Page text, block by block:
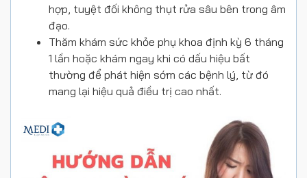
hợp, tuyệt đối không thụt rửa sâu bên trong âm
đạo.
Thăm khám sức khỏe phụ khoa định kỳ 6 tháng
1 lần hoặc khám ngay khi có dấu hiệu bất
thường để phát hiện sớm các bệnh lý, từ đó
mang lại hiệu quả điều trị cao nhất.